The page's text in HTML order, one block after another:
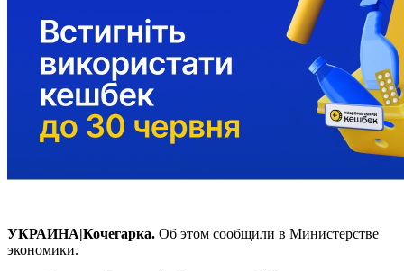
УКРАИНА|Кочегарка. Об этом сообщили в Министерстве
экономики.